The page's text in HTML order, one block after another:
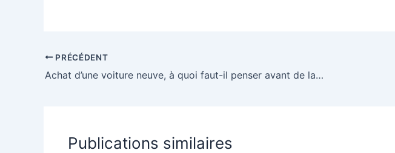
PRÉCÉDENT
Achat d’une voiture neuve, à quoi faut-il penser avant de la choisir et de l’obtenir ?
Publications similaires